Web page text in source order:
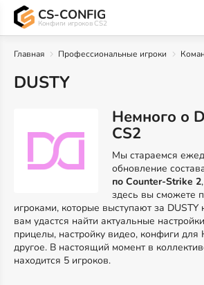
CS-CONFIG
Конфиги игроков CS2
Главная Профессиональные игроки
DUSTY
Немного о
CS2
Мы стараемся
обновление
по Counter-Strike 2
здесь вы сможете
игроками, которые выступают за DUSTY
вам удастся найти актуальные
прицелы, настройку видео, конфиги для
другое. В настоящий момент в
находится 5 игроков.